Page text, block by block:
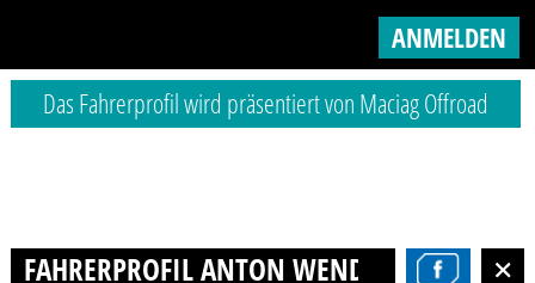
ANMELDEN
Das Fahrerprofil wird präsentiert von Maciag Offroad
FAHRERPROFIL ANTON WENDT